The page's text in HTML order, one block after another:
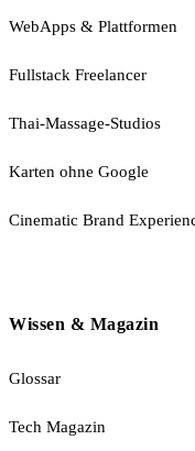
WebApps & Plattformen
Fullstack Freelancer
Thai-Massage-Studios
Karten ohne Google
Cinematic Brand
Wissen & Magazin
Glossar
Tech Magazin